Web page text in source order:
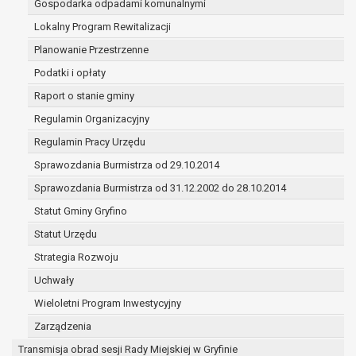
Gospodarka odpadami komunalnymi
Lokalny Program Rewitalizacji
Planowanie Przestrzenne
Podatki i opłaty
Raport o stanie gminy
Regulamin Organizacyjny
Regulamin Pracy Urzędu
Sprawozdania Burmistrza od 29.10.2014
Sprawozdania Burmistrza od 31.12.2002 do 28.10.2014
Statut Gminy Gryfino
Statut Urzędu
Strategia Rozwoju
Uchwały
Wieloletni Program Inwestycyjny
Zarządzenia
Transmisja obrad sesji Rady Miejskiej w Gryfinie
(merytorycznych), a także obowiązków i
zadań zleconych przez instytucje
nadrzędne wobec Gminy;
zawarcia i realizacji umów;
ochrony żywotnych interesów osoby, której
dane dotyczą, lub innej osoby fizycznej;
wykonania zadania realizowanego w
interesie publicznym lub w ramach
sprawowania władzy publicznej
powierzonej administratorowi;
w pozostałych przypadkach dane osobowe
przetwarzane są wyłącznie na podstawie
wcześniej udzielonej zgody w zakresie i celu
określonym w treści zgody.
W związku z przetwarzaniem danych w celu
wskazanym w pkt. 3, dane osobowe mogą być
udostępniane innym upoważnionym odbiorcom lub
kategoriom odbiorców danych osobowych.
Odbiorcami mogą być:
podmioty, które przetwarzają dane